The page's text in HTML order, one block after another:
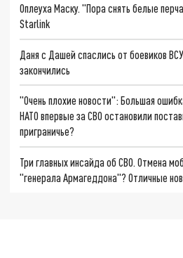
Оплеуха Маску. "Пора снять белые
Starlink
Даня с Дашей спаслись от боевиков
закончились
"Очень плохие новости": Большая
НАТО впервые за СВО остановили
приграничье?
Три главных инсайда об СВО. Отмена
"генерала Армагеддона"? Отличные